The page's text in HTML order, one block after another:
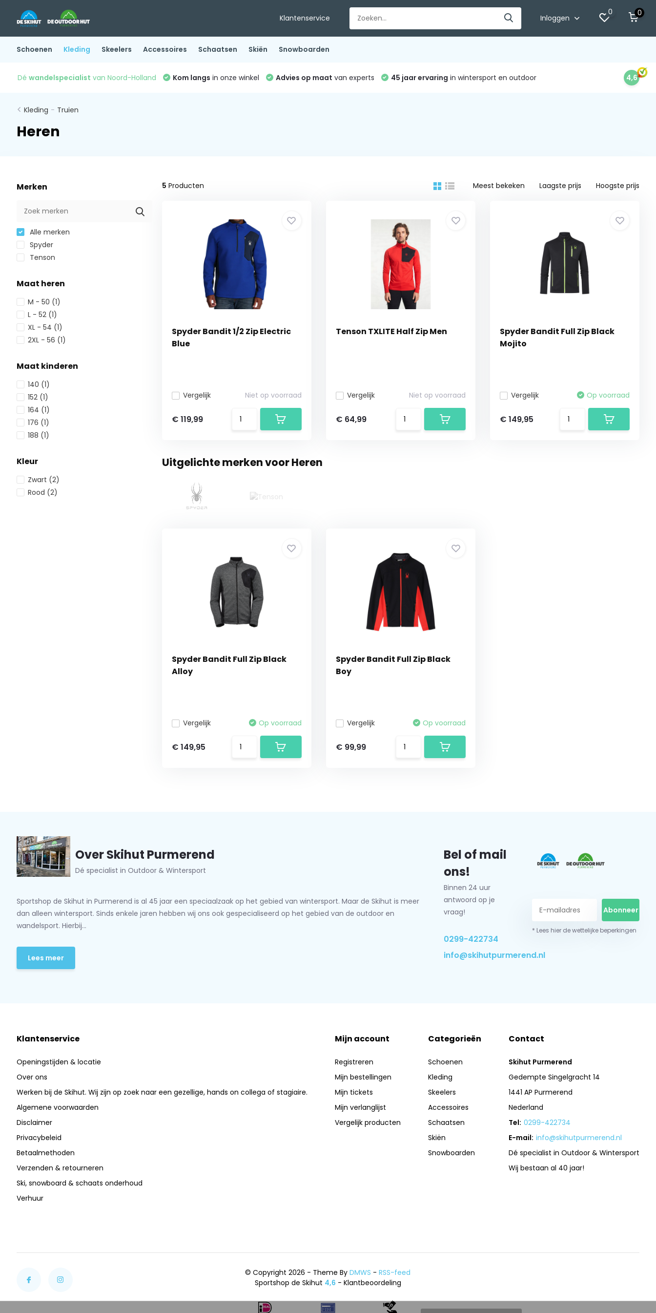
Klantenservice Inloggen
0 0
Schoenen Kleding Skeelers Accessoires Schaatsen Skiën Snowboarden
Dé wandelspecialist van Noord-Holland Kom langs in onze winkel Advies op maat van experts 45 jaar ervaring in wintersport en outdoor 4,6
Kleding - Truien
Heren
Merken
Alle merken
Spyder
Tenson
Maat heren
M - 50 (1)
L - 52 (1)
XL - 54 (1)
2XL - 56 (1)
Maat kinderen
140 (1)
152 (1)
164 (1)
176 (1)
188 (1)
Kleur
Zwart (2)
Rood (2)
5 Producten Meest bekeken Laagste prijs Hoogste prijs
Spyder Bandit 1/2 Zip Electric
Blue
Vergelijk Niet op voorraad
€ 119,99
Tenson TXLITE Half Zip Men
Vergelijk Niet op voorraad
€ 64,99
Spyder Bandit Full Zip Black
Mojito
Vergelijk Op voorraad
€ 149,95
Uitgelichte merken voor Heren
Spyder Bandit Full Zip Black
Alloy
Vergelijk Op voorraad
€ 149,95
Spyder Bandit Full Zip Black
Boy
Vergelijk Op voorraad
€ 99,99
Over Skihut Purmerend
Dé specialist in Outdoor & Wintersport
Sportshop de Skihut in Purmerend is al 45 jaar een speciaalzaak op het gebied van wintersport. Maar de Skihut is meer
dan alleen wintersport. Sinds enkele jaren hebben wij ons ook gespecialiseerd op het gebied van de outdoor en
wandelsport. Hierbij...
Lees meer
Bel of mail
ons!
Binnen 24 uur
antwoord op je
vraag!
0299-422734
info@skihutpurmerend.nl
Abonneer
* Lees hier de wettelijke beperkingen
Klantenservice
Openingstijden & locatie
Over ons
Werken bij de Skihut. Wij zijn op zoek naar een gezellige, hands on collega of stagiaire.
Algemene voorwaarden
Disclaimer
Privacybeleid
Betaalmethoden
Verzenden & retourneren
Ski, snowboard & schaats onderhoud
Verhuur
Mijn account
Registreren
Mijn bestellingen
Mijn tickets
Mijn verlanglijst
Vergelijk producten
Categorieën
Schoenen
Kleding
Skeelers
Accessoires
Schaatsen
Skiën
Snowboarden
Contact
Skihut Purmerend
Gedempte Singelgracht 14
1441 AP Purmerend
Nederland
Tel: 0299-422734
E-mail: info@skihutpurmerend.nl
Dé specialist in Outdoor & Wintersport
Wij bestaan al 40 jaar!
© Copyright 2026 - Theme ByDMWS -RSS-feed
Sportshop de Skihut 4,6 - Klantbeoordeling